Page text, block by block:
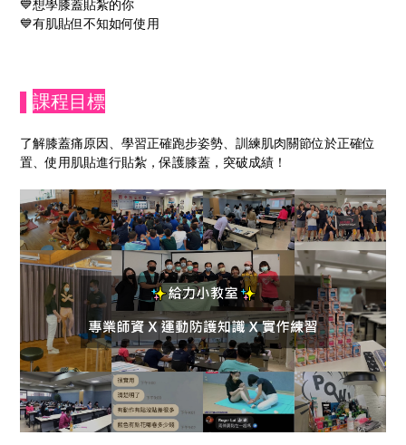
💙想學膝蓋貼紮的你
💙有肌貼但不知如何使用
▌課程目標
了解膝蓋痛原因、學習正確跑步姿勢、訓練肌肉關節位於正確位
置、使用肌貼進行貼紮，保護膝蓋，突破成績！